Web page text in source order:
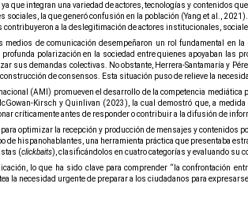
que integran una variedad de actores, tecnologías y contenidos
sociales, la que generó confusión en la población (Yang et al.,
a la deslegitimación de actores institucionales,
medios de comunicación desempeñaron un rol fundamental
polarización en la sociedad entre quienes apoyaban
sus demandas colectivas. No obstante, Herrera-Santamaría y
de consensos. Esta situación puso de relieve la
(AMI) promueven el desarrollo de la competencia
Kirsch y Quinlivan (2023), la cual demostró que, a
críticamente antes de responder o contribuir a la difusión de
optimizar la recepción y producción de mensajes y
de hispanohablantes, una herramienta práctica que presentaba
(clickbaits), clasificándolos en cuatro categorías y evaluando su
lo que ha sido clave para comprender “la confrontación
la necesidad urgente de preparar a los ciudadanos para